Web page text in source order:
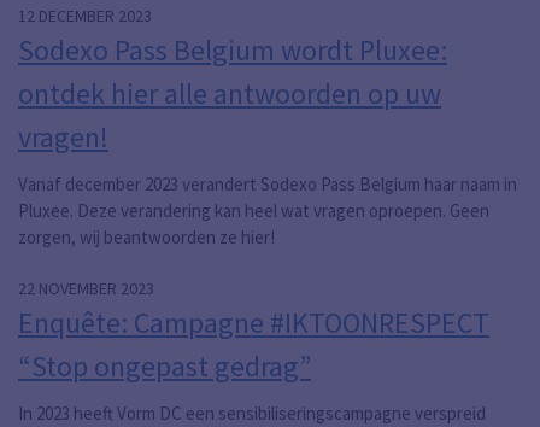
12 DECEMBER 2023
Sodexo Pass Belgium wordt Pluxee:
ontdek hier alle antwoorden op uw
vragen!
Vanaf december 2023 verandert Sodexo Pass Belgium haar naam in
Pluxee. Deze verandering kan heel wat vragen oproepen. Geen
zorgen, wij beantwoorden ze hier!
22 NOVEMBER 2023
Enquête: Campagne #IKTOONRESPECT
“Stop ongepast gedrag”
In 2023 heeft Vorm DC een sensibiliseringscampagne verspreid
Pagina
Pagina 2
Pagina 4